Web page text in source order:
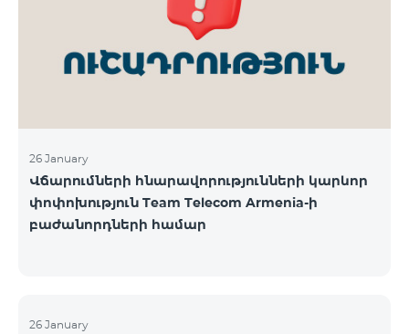
վճարահաշվարկային ընկերությունների կողմից
Team Telecom Armenia-ին առաջարկված
պայմանները ենթադրում էին ծառայությունների
26 January
Վճարումների հնարավորությունների կարևոր
փոփոխություն Team Telecom Armenia-ի
բաժանորդների համար
26 January